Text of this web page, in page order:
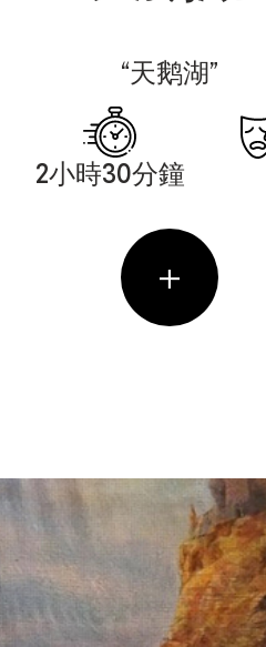
“天鹅湖”
2小時30分鐘
+